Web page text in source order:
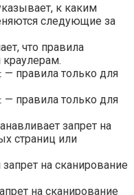
к каким
следующие за
что правила
— правила только для
— правила только для
запрет на
страниц или
на сканирование
на сканирование